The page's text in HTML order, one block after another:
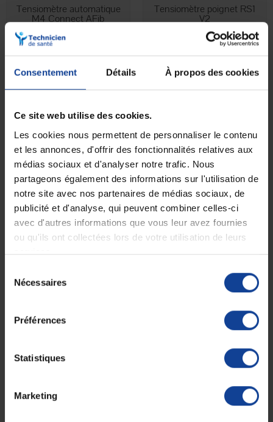
Consentement Détails À propos des cookies
Ce site web utilise des cookies.
Les cookies nous permettent de personnaliser le contenu
et les annonces, d'offrir des fonctionnalités relatives aux
médias sociaux et d'analyser notre trafic. Nous
partageons également des informations sur l'utilisation de
notre site avec nos partenaires de médias sociaux, de
publicité et d'analyse, qui peuvent combiner celles-ci
avec d'autres informations que vous leur avez fournies
ou qu'ils ont collectées lors de votre utilisation de leurs
services.
Nécessaires
Préférences
Statistiques
Marketing
EN STOCK
Tensiomètre automatique
M4 Connect AFib
EN STOCK
Tensiomètre poignet RS1
V2
Tensiomètre électronique
au poignet...
Tensiomètre électronique
au bras...